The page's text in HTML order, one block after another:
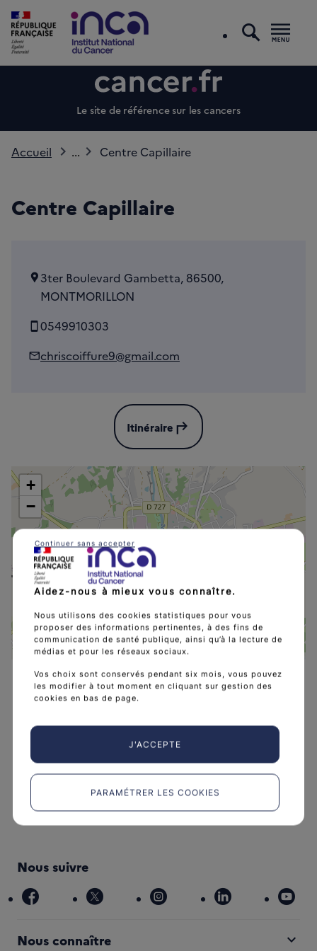
Le site de référence sur les cancers
Accueil ... Centre Capillaire
Centre Capillaire
3ter Boulevard Gambetta, 86500,
MONTMORILLON
0549910303
chriscoiffure9@gmail.com
Itinéraire subdirectory_arrow_left
+
−
L'Institut national du cancer est l’agence d'expertise
sanitaire et scientifique en cancérologie de l’État.
Découvrir l’Institut
arrow_forward
Nous suivre
facebook x instagram linkedin
Nous connaître expand_more
Aidez-nous à mieux vous connaître.
Nous utilisons des cookies statistiques pour vous
proposer des informations pertinentes, à des fins de
communication de santé publique, ainsi qu’à la lecture de
médias et pour les réseaux sociaux.
Vos choix sont conservés pendant six mois, vous pouvez
les modifier à tout moment en cliquant sur gestion des
cookies en bas de page.
J'ACCEPTE
PARAMÉTRER LES COOKIES
Continuer sans accepter